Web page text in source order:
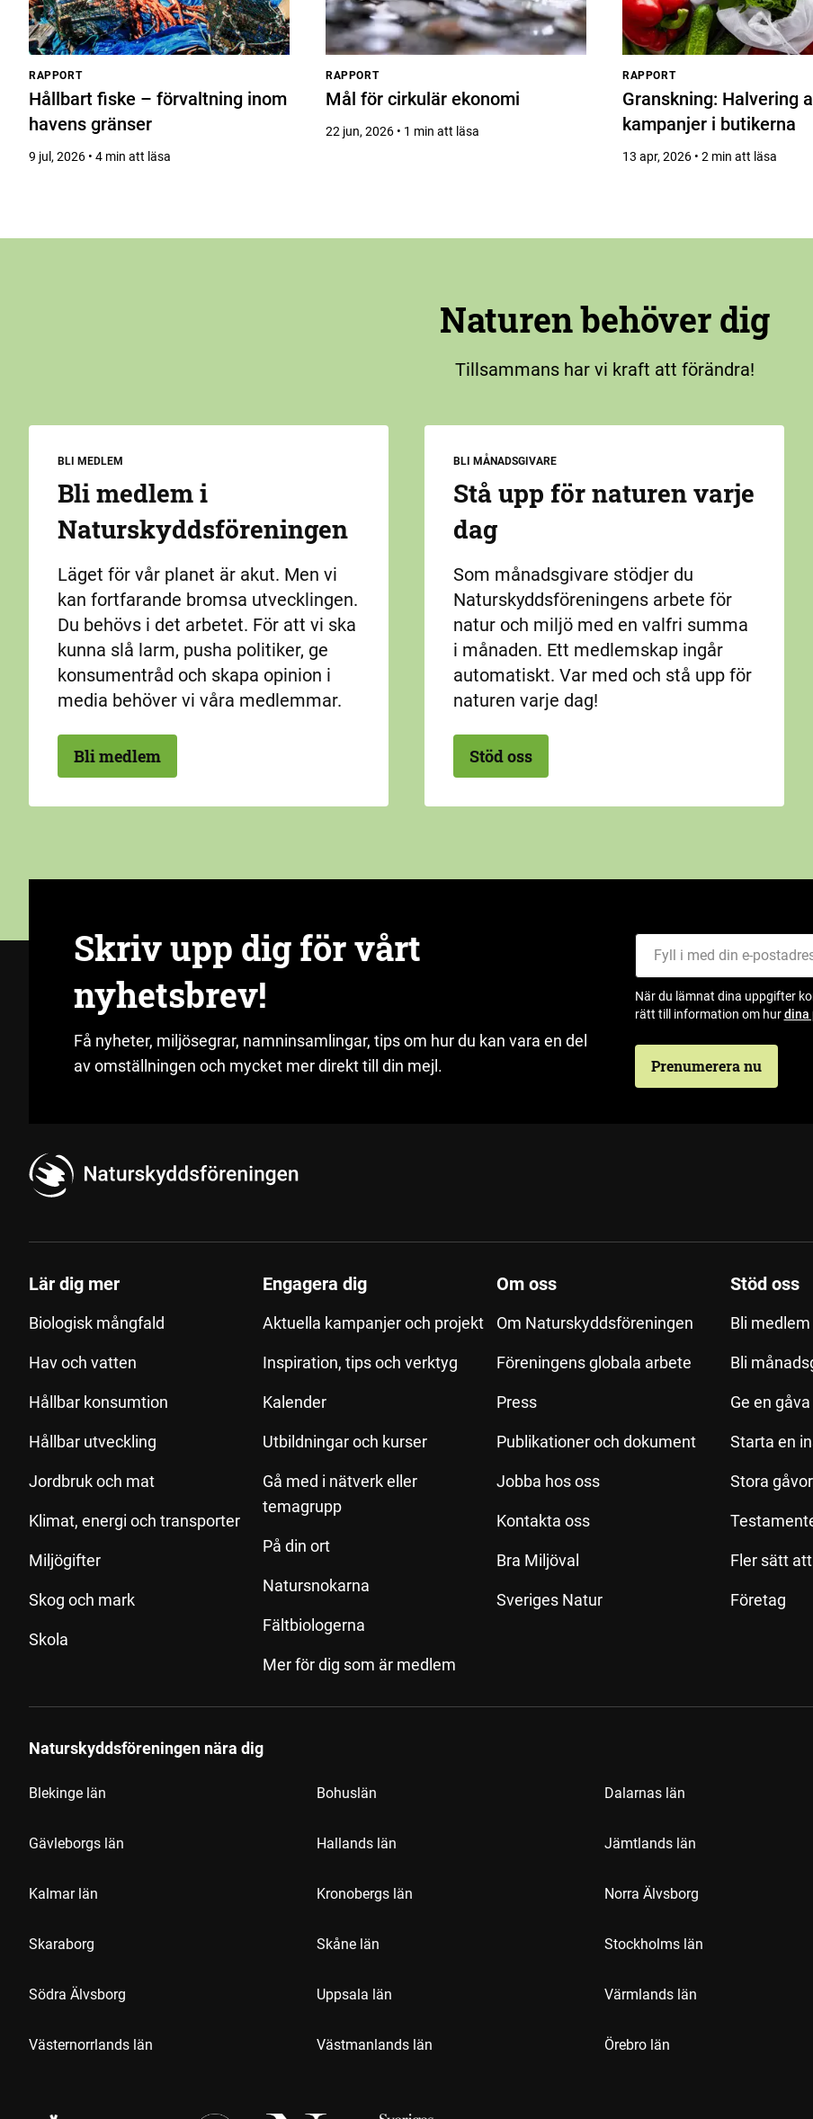
RAPPORT
Hållbart fiske – förvaltning inom
havens gränser
9 jul, 2026 • 4 min att läsa
RAPPORT
Mål för cirkulär ekonomi
22 jun, 2026 • 1 min att läsa
RAPPORT
Granskning: Halvering
kampanjer i butikerna
13 apr, 2026 • 2 min att läsa
Naturen behöver dig
Tillsammans har vi kraft att förändra!
BLI MEDLEM
Bli medlem i
Naturskydds­föreningen
Läget för vår planet är akut. Men vi
kan fortfarande bromsa utvecklingen.
Du behövs i det arbetet. För att vi ska
kunna slå larm, pusha politiker, ge
konsumentråd och skapa opinion i
media behöver vi våra medlemmar.
Bli medlem
BLI MÅNADSGIVARE
Stå upp för naturen varje
dag
Som månadsgivare stödjer du
Naturskyddsföreningens arbete för
natur och miljö med en valfri summa
i månaden. Ett medlemskap ingår
automatiskt. Var med och stå upp för
naturen varje dag!
Stöd oss
Skriv upp dig för vårt
nyhetsbrev!
Få nyheter, miljösegrar, namninsamlingar, tips om hur du kan vara en del
av omställningen och mycket mer direkt till din mejl.
Fyll i med din e-postadress
När du lämnat dina uppgifter
rätt till information om hurdina
Prenumerera nu
Lär dig mer
Biologisk mångfald
Hav och vatten
Hållbar konsumtion
Hållbar utveckling
Jordbruk och mat
Klimat, energi och transporter
Miljögifter
Skog och mark
Skola
Engagera dig
Aktuella kampanjer och projekt
Inspiration, tips och verktyg
Kalender
Utbildningar och kurser
Gå med i nätverk eller
temagrupp
På din ort
Natursnokarna
Fältbiologerna
Mer för dig som är medlem
Om oss
Om Naturskyddsföreningen
Föreningens globala arbete
Press
Publikationer och dokument
Jobba hos oss
Kontakta oss
Bra Miljöval
Sveriges Natur
Stöd oss
Bli medlem
Bli
Ge en gåva
Starta en
Stora
Fler sätt
Företag
Naturskyddsföreningen nära dig
Blekinge län Bohuslän Dalarnas län
Gävleborgs län Hallands län Jämtlands län
Kalmar län Kronobergs län Norra Älvsborg
Skaraborg Skåne län Stockholms län
Södra Älvsborg Uppsala län Värmlands län
Västernorrlands län Västmanlands län Örebro län